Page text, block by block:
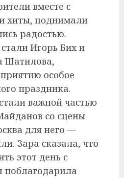
вместе с
хиты, поднимали
радостью.
Игорь Бих и
Шатилова,
особое
праздника.
важной частью
со сцены
для него —
Зара сказала, что
этот день с
поблагодарила